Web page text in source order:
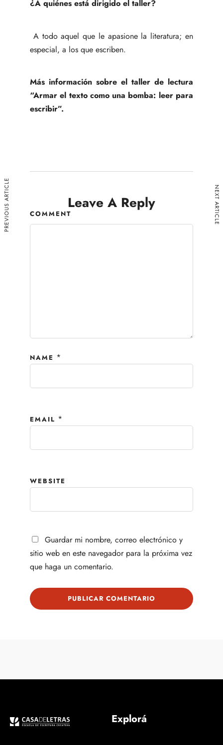
¿A quiénes está dirigido el taller?
A todo aquel que le apasione la literatura; en
especial, a los que escriben.
Más información sobre el taller de lectura
“Armar el texto como una bomba: leer para
escribir”.
Leave A Reply
COMMENT
NAME *
EMAIL *
WEBSITE
Guardar mi nombre, correo electrónico y
sitio web en este navegador para la próxima vez
que haga un comentario.
PREVIOUS ARTICLE NEXT ARTICLE
Explorá